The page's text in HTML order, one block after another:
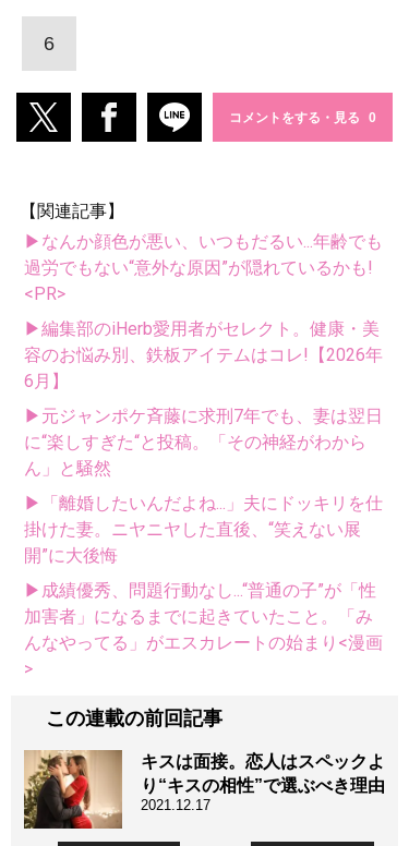
6
コメントをする・見る
【関連記事】
▶なんか顔色が悪い、いつもだるい...年齢でも
過労でもない“意外な原因”が隠れているかも!
<PR>
▶編集部のiHerb愛用者がセレクト。健康・美
容のお悩み別、鉄板アイテムはコレ!【2026年
6月】
▶元ジャンポケ斉藤に求刑7年でも、妻は翌日
に“楽しすぎた“と投稿。「その神経がわから
ん」と騒然
▶「離婚したいんだよね...」夫にドッキリを仕
掛けた妻。ニヤニヤした直後、“笑えない展
開”に大後悔
▶成績優秀、問題行動なし...“普通の子”が「性
加害者」になるまでに起きていたこと。「み
んなやってる」がエスカレートの始まり<漫画
>
この連載の前回記事
キスは面接。恋人はスペックよ
り“キスの相性”で選ぶべき理由
2021.12.17